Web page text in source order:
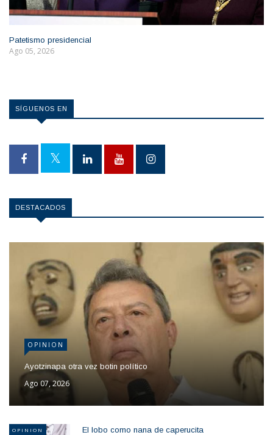
Patetismo presidencial
Ago 05, 2026
SÍGUENOS EN
DESTACADOS
OPINION
Ayotzinapa otra vez botin político
Ago 07, 2026
OPINION El lobo como nana de caperucita